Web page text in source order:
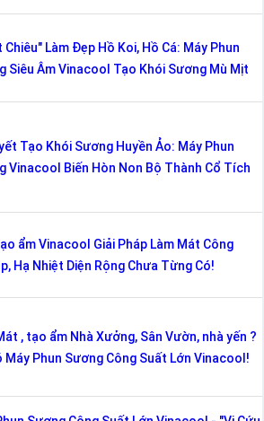
Chiêu" Làm Đẹp Hồ Koi, Hồ Cá: Máy Phun
Siêu Âm Vinacool Tạo Khói Sương Mù Mịt
Tạo Khói Sương Huyền Ảo: Máy Phun
Vinacool Biến Hòn Non Bộ Thành Cổ Tích
ẩm Vinacool Giải Pháp Làm Mát Công
Hạ Nhiệt Diện Rộng Chưa Từng Có!
, tạo ẩm Nhà Xưởng, Sân Vườn, nhà yến ?
Máy Phun Sương Công Suất Lớn Vinacool!